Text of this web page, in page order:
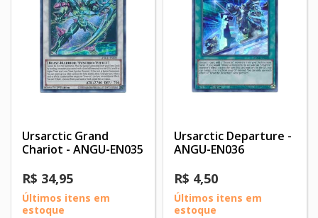
Ursarctic Grand
Chariot - ANGU-EN035
R$ 34,95
Últimos itens em
estoque
Ursarctic Departure -
ANGU-EN036
R$ 4,50
Últimos itens em
estoque